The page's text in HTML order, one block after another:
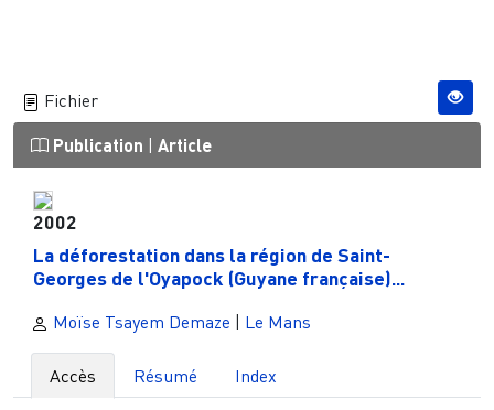
Fichier
Publication Article
2002
La déforestation dans la région de Saint-
Georges de l'Oyapock (Guyane française)...
Moïse Tsayem Demaze | Le Mans
Accès Résumé Index